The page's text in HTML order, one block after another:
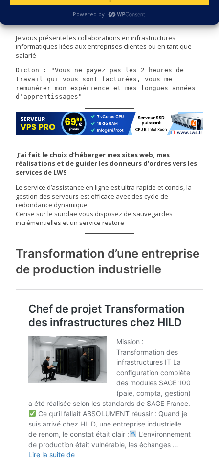
infrastructures informatique
Je vous présente les collaborations en infrastructures
informatiques liées aux entreprises clientes ou en tant que
salarié
Dicton : "Vous ne payez pas les 2 heures de
travail qui vous sont facturées, vous me
rémunérer mon expérience et mes longues années
d'apprentissages"
J’ai fait le choix d’héberger mes sites web, mes
réalisations et de guider les donneurs d’ordres vers les
services de LWS
Le service d’assistance en ligne est ultra rapide et concis, la
gestion des serveurs est efficace avec des cycle de
redondance dynamique
Cerise sur le sundae vous disposez de sauvegardes
incrémentielles et un service restore
Transformation d’une entreprise
de production industrielle